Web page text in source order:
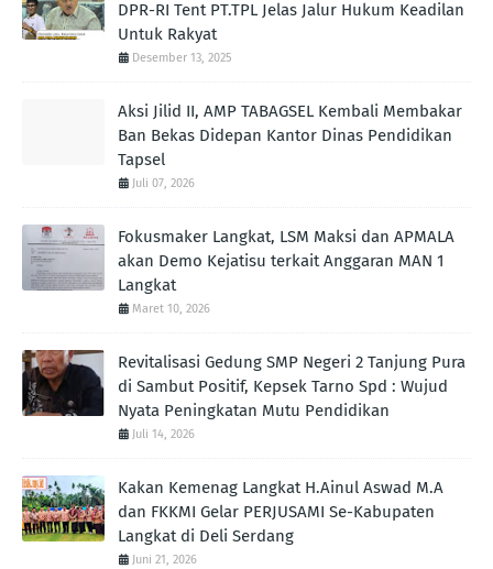
DPR-RI Tent PT.TPL Jelas Jalur Hukum Keadilan
Untuk Rakyat
Desember 13, 2025
Aksi Jilid II, AMP TABAGSEL Kembali Membakar
Ban Bekas Didepan Kantor Dinas Pendidikan
Tapsel
Juli 07, 2026
Fokusmaker Langkat, LSM Maksi dan APMALA
akan Demo Kejatisu terkait Anggaran MAN 1
Langkat
Maret 10, 2026
Revitalisasi Gedung SMP Negeri 2 Tanjung Pura
di Sambut Positif, Kepsek Tarno Spd : Wujud
Nyata Peningkatan Mutu Pendidikan
Juli 14, 2026
Kakan Kemenag Langkat H.Ainul Aswad M.A
dan FKKMI Gelar PERJUSAMI Se-Kabupaten
Langkat di Deli Serdang
Juni 21, 2026